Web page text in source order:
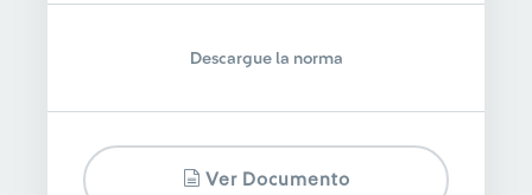
Descargue la norma
Ver Documento